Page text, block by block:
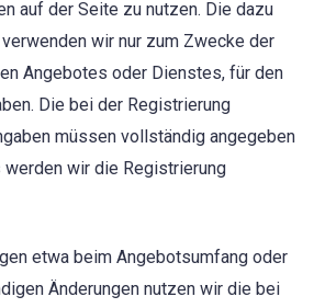
auf der Seite zu nutzen. Die dazu
wir nur zum Zwecke der
Angebotes oder Dienstes, für den
Die bei der Registrierung
müssen vollständig angegeben
wir die Registrierung
etwa beim Angebotsumfang oder
Änderungen nutzen wir die bei